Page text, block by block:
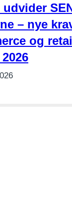
udvider
– nye
og